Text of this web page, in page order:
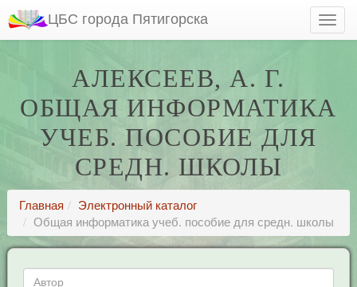
ЦБС города Пятигорска
АЛЕКСЕЕВ, А. Г.
ОБЩАЯ ИНФОРМАТИКА
УЧЕБ. ПОСОБИЕ ДЛЯ
СРЕДН. ШКОЛЫ
Главная
Электронный каталог
Общая информатика учеб. пособие для средн. школы